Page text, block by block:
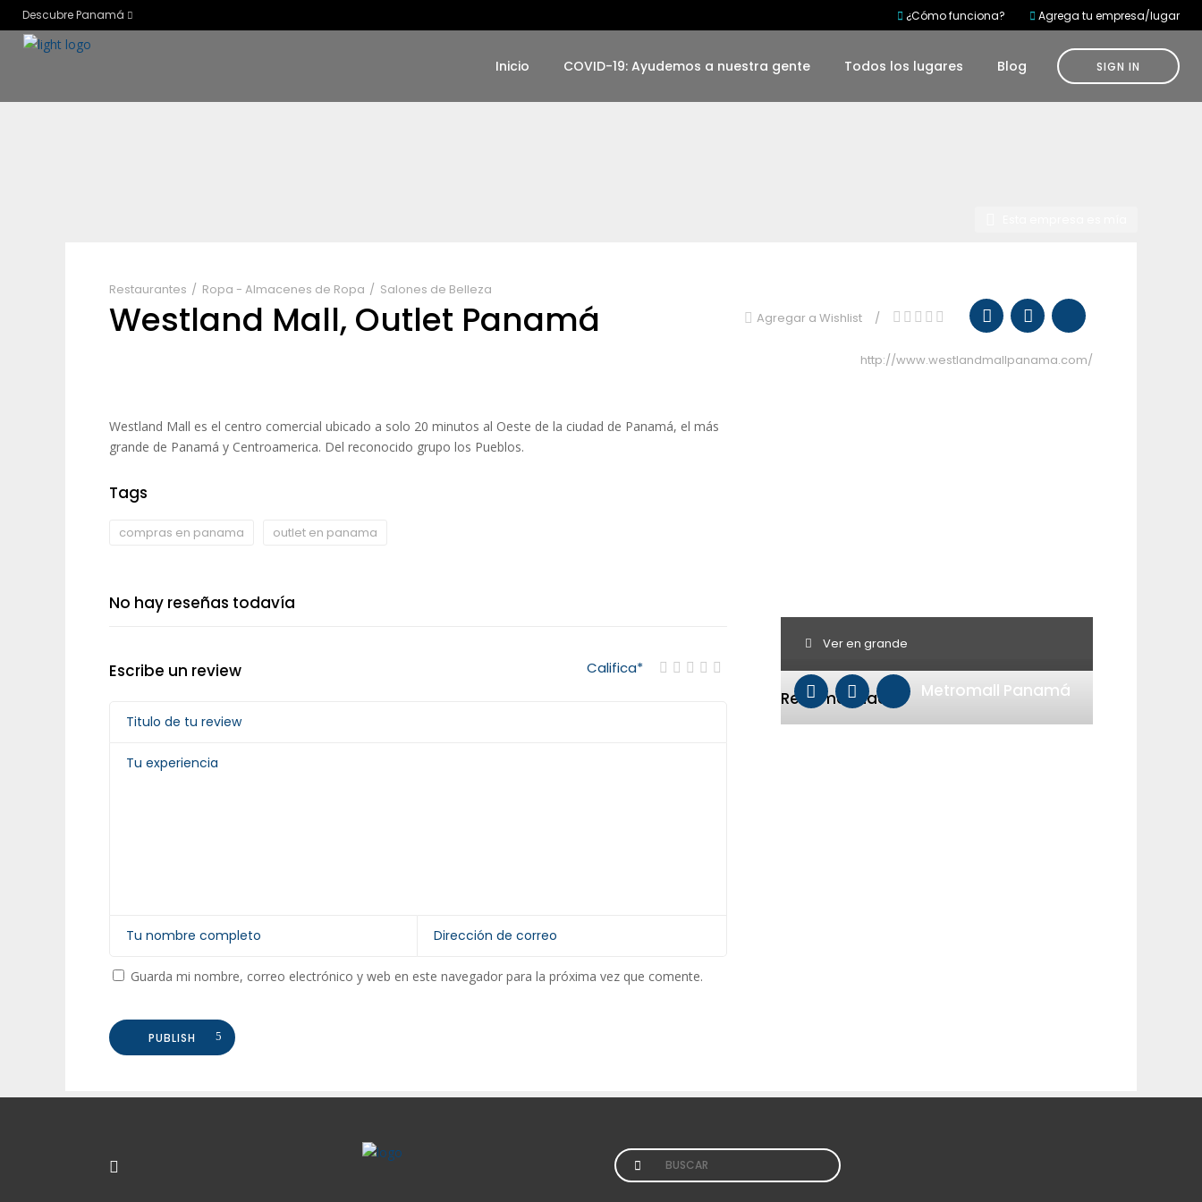
Descubre Panamá ¿Cómo funciona? Agrega tu empresa/lugar
Inicio COVID-19: Ayudemos a nuestra gente Todos los lugares Blog SIGN IN
Restaurantes Ropa - Almacenes de Ropa Salones de Belleza
Westland Mall, Outlet Panamá Agregar a Wishlist
http://www.westlandmallpanama.com/
Westland Mall es el centro comercial ubicado a solo 20 minutos al Oeste de la ciudad de Panamá, el más
grande de Panamá y Centroamerica. Del reconocido grupo los Pueblos.
Tags
compras en panama outlet en panama
No hay reseñas todavía
Escribe un review Califica*
Guarda mi nombre, correo electrónico y web en este navegador para la próxima vez que comente.
PUBLISH
Ver en grande
Recomendado Metromall Panamá
Search
for: